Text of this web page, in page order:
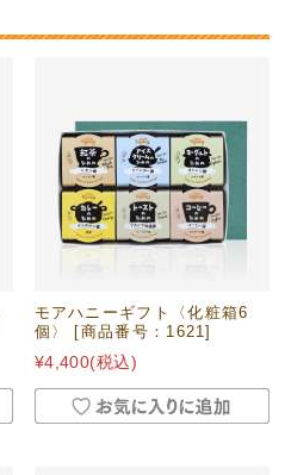
モアハニーギフト〈化粧箱6
個〉 [商品番号：1621]
¥4,400(税込)